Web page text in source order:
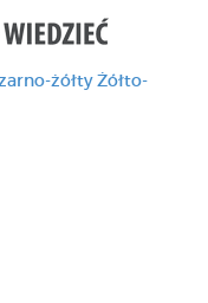
żółty Żółto-